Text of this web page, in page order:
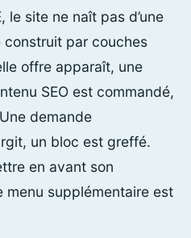
le site ne naît pas d’une
par couches
offre apparaît, une
SEO est commandé,
demande
un bloc est greffé.
en avant son
menu supplémentaire est